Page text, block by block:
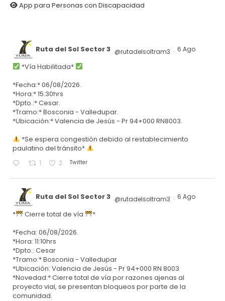
App para Personas con Discapacidad
Ruta del Sol Sector 3 @rutadelsoltram3 · 6 Ago
*Vía Habilitada*
*Fecha:* 06/08/2026.
*Hora:* 15:30hrs
*Dpto.:* Cesar.
*Tramo:* Bosconia - Valledupar.
*Ubicación:* Valencia de Jesús - Pr 94+000 RN8003.
*Se espera congestión debido al restablecimiento
paulatino del tránsito*
1 2 Twitter
Ruta del Sol Sector 3 @rutadelsoltram3 · 6 Ago
* Cierre total de vía
*
*Fecha: 06/08/2026.
*Hora: 11:10hrs
*Dpto.: Cesar
*Tramo:* Bosconia - Valledupar
*Ubicación: Valencia de Jesús - Pr 94+000 RN 8003
*Novedad:* Cierre total de vía por razones ajenas al
proyecto vial, se presentan bloqueos por parte de la
comunidad.